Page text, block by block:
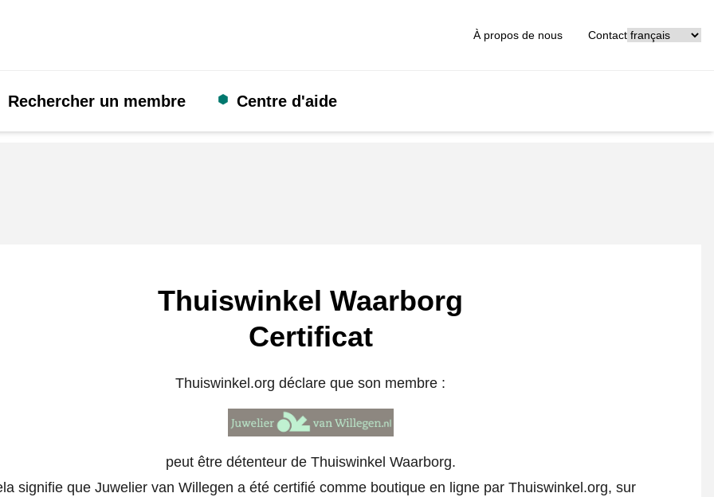
À propos de nous Contact
Rechercher un membre Centre d'aide
Thuiswinkel Waarborg
Certificat
Thuiswinkel.org déclare que son membre :
peut être détenteur de Thuiswinkel Waarborg.
signifie que Juwelier van Willegen a été certifié comme boutique en ligne par Thuiswinkel.org, sur